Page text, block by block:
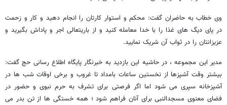
وی خطاب به حاضران گفت: محکم و استوار کارتان را انجام دهید و کار و زحمت
در پای دیگ های غذا را با خدا معامله کنید و از باریتعالی اجر و پاداش بگیرید و
عزیزانتان را در ثواب آن شریک نمایید.
مدیر این مجموعه ، در حاشیه این بازدید به خبرنگار پایگاه اطلاع رسانی حج گفت:
بیشتر وقت آشپزها از نخستین ساعات بامداد تا غروب و برخی اوقات شب ها در
آشپزخانه سپری می شود اما اگر فرصتی برای تشرف به حرم نبوی و حضور در
فضای معنوی مسجدالنبی برای آنان فراهم شود ؛ همه خستگی ها از تن بدر می